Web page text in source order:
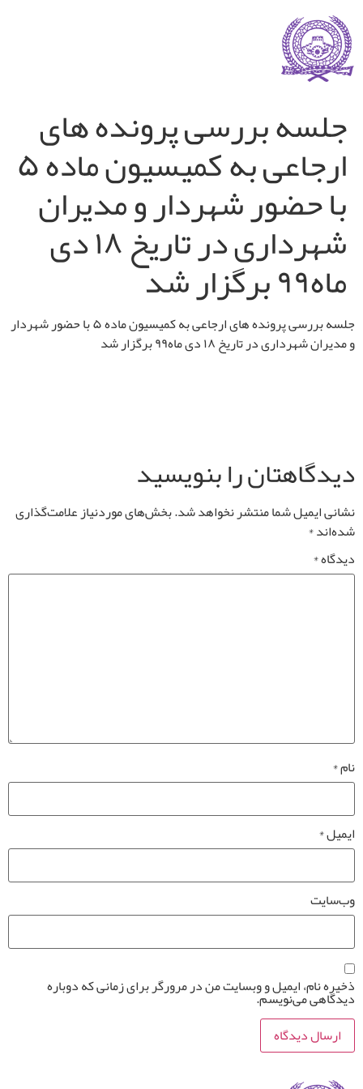
جلسه بررسی پرونده های
ارجاعی به کمیسیون ماده ۵
با حضور شهردار و مدیران
شهرداری در تاریخ ۱۸ دی
ماه۹۹ برگزار شد
جلسه بررسی پرونده های ارجاعی به کمیسیون ماده ۵ با حضور شهردار
و مدیران شهرداری در تاریخ ۱۸ دی ماه۹۹ برگزار شد
دیدگاهتان را بنویسید
نشانی ایمیل شما منتشر نخواهد شد.بخش‌های موردنیاز علامت‌گذاری
شده‌اند*
دیدگاه*
نام*
ایمیل*
وب‌سایت
ذخیره نام، ایمیل و وبسایت من در مرورگر برای زمانی که دوباره
دیدگاهی می‌نویسم.